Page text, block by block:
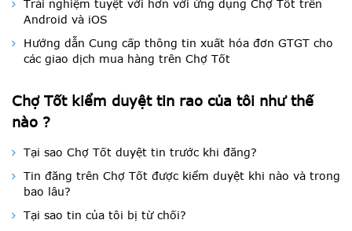
Trải nghiệm tuyệt vời hơn với ứng dụng Chợ Tốt trên
Android và iOS
Hướng dẫn Cung cấp thông tin xuất hóa đơn GTGT cho
các giao dịch mua hàng trên Chợ Tốt
Chợ Tốt kiểm duyệt tin rao của tôi như thế
nào ?
Tại sao Chợ Tốt duyệt tin trước khi đăng?
Tin đăng trên Chợ Tốt được kiểm duyệt khi nào và trong
bao lâu?
Tại sao tin của tôi bị từ chối?